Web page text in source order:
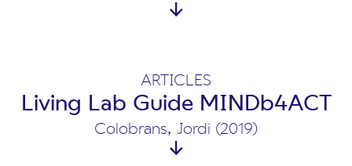
ARTICLES
Living Lab Guide MINDb4ACT
Colobrans, Jordi (2019)